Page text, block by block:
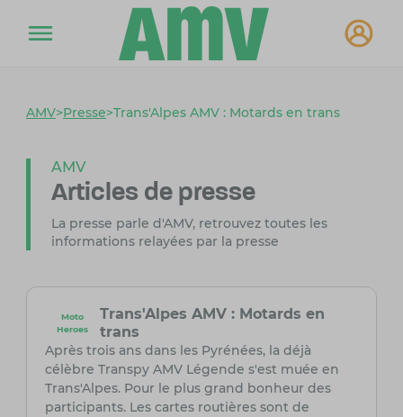
AMV>Presse>Trans'Alpes AMV : Motards en trans
AMV
Articles de presse
La presse parle d'AMV, retrouvez toutes les
informations relayées par la presse
Moto
Heroes
Trans'Alpes AMV : Motards en
trans
Après trois ans dans les Pyrénées, la déjà
célèbre Transpy AMV Légende s'est muée en
Trans'Alpes. Pour le plus grand bonheur des
participants. Les cartes routières sont de